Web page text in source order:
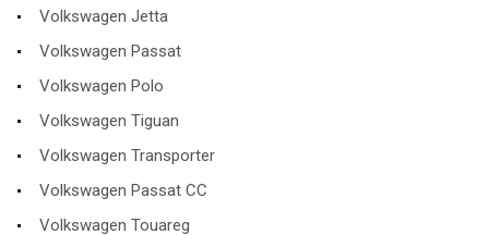
Volkswagen Jetta
Volkswagen Passat
Volkswagen Polo
Volkswagen Tiguan
Volkswagen Transporter
Volkswagen Passat CC
Volkswagen Touareg